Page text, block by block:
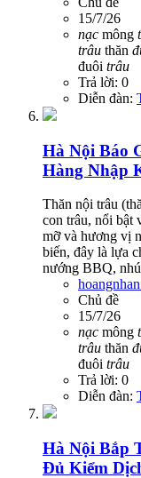
15/7/26
nạc mông
trâu thăn
đuôi trâu
Trả lời: 0
Diễn đàn:
Hà Nội Báo
Hàng Nhập
Thăn nội trâu
con trâu, nổi bật
mỡ và hương vị
biến, đây là lựa
nướng BBQ,
Chủ đề
15/7/26
nạc mông
trâu thăn
đuôi trâu
Trả lời: 0
Diễn đàn:
Hà Nội Bắp
Đủ Kiểm